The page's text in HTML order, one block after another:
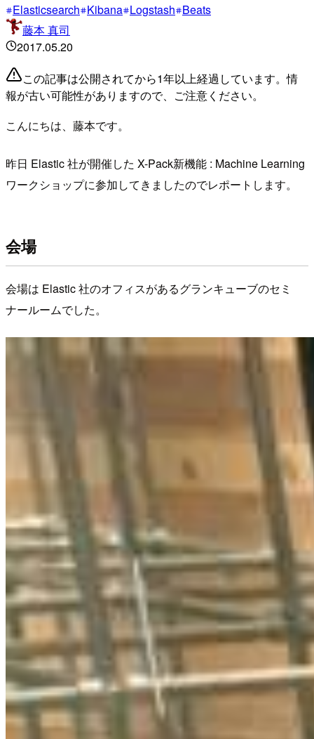
Elasticsearch Kibana Logstash Beats
藤本 真司
2017.05.20
この記事は公開されてから1年以上経過しています。情
報が古い可能性がありますので、ご注意ください。
こんにちは、藤本です。
昨日 Elastic 社が開催した X-Pack新機能 : Machine Learning
ワークショップに参加してきましたのでレポートします。
会場
会場は Elastic 社のオフィスがあるグランキューブのセミ
ナールームでした。